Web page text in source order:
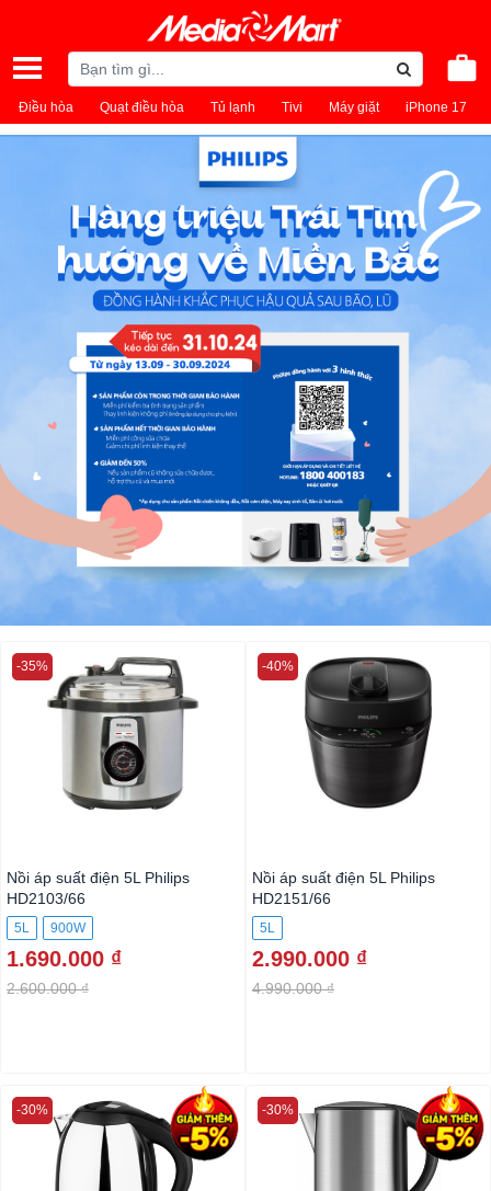
Điều hòa Quạt điều hòa Tủ lạnh Tivi Máy giặt iPhone 17
Nồi áp suất điện 5L Philips
HD2103/66
5L 900W
1.690.000 ₫
2.600.000 ₫
-35%
Nồi áp suất điện 5L Philips
HD2151/66
5L
2.990.000 ₫
4.990.000 ₫
-40%
-30% -30%